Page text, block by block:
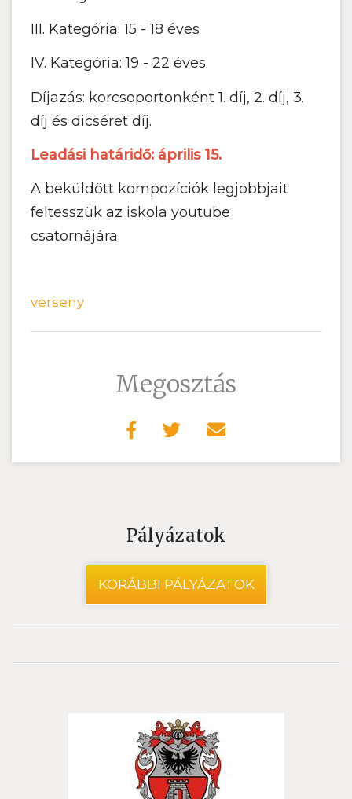
III. Kategória: 15 - 18 éves
IV. Kategória: 19 - 22 éves
Díjazás: korcsoportonként 1. díj, 2. díj, 3.
díj és dicséret díj.
Leadási határidő: április 15.
A beküldött kompozíciók legjobbjait
feltesszük az iskola youtube
csatornájára.
verseny
Megosztás
Pályázatok
KORÁBBI PÁLYÁZATOK